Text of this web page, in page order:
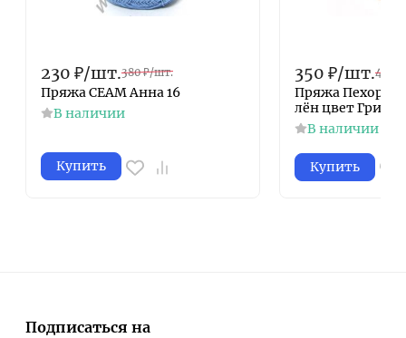
230 ₽/шт.380 ₽/шт.
Пряжа СЕАМ Анна 16
В наличии
Купить
350 ₽/шт.425
Пряжа Пехорка
лён цвет
В наличии
Купить
Подписаться на